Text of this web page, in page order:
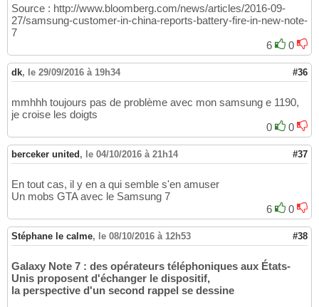
Source : http://www.bloomberg.com/news/articles/2016-09-
27/samsung-customer-in-china-reports-battery-fire-in-new-note-
7
6
0
dk, le 29/09/2016 à 19h34 #36
mmhhh toujours pas de problème avec mon samsung e 1190,
je croise les doigts
0
0
berceker united, le 04/10/2016 à 21h14 #37
En tout cas, il y en a qui semble s'en amuser
Un mobs GTA avec le Samsung 7
6
0
Stéphane le calme, le 08/10/2016 à 12h53 #38
Galaxy Note 7 : des opérateurs téléphoniques aux États-
Unis proposent d'échanger le dispositif,
la perspective d'un second rappel se dessine